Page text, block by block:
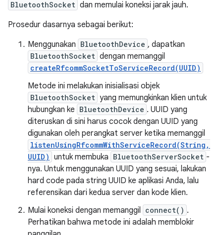
BluetoothSocket dan memulai koneksi jarak jauh.
Prosedur dasarnya sebagai berikut:
Menggunakan BluetoothDevice , dapatkan
BluetoothSocket dengan memanggil
createRfcommSocketToServiceRecord(UUID)
Metode ini melakukan inisialisasi objek
BluetoothSocket yang memungkinkan klien untuk
hubungkan ke BluetoothDevice . UUID yang
diteruskan di sini harus cocok dengan UUID yang
digunakan oleh perangkat server ketika memanggil
listenUsingRfcommWithServiceRecord(String,
UUID) untuk membuka BluetoothServerSocket -
nya. Untuk menggunakan UUID yang sesuai, lakukan
hard code pada string UUID ke aplikasi Anda, lalu
referensikan dari kedua server dan kode klien.
Mulai koneksi dengan memanggil connect() .
Perhatikan bahwa metode ini adalah memblokir